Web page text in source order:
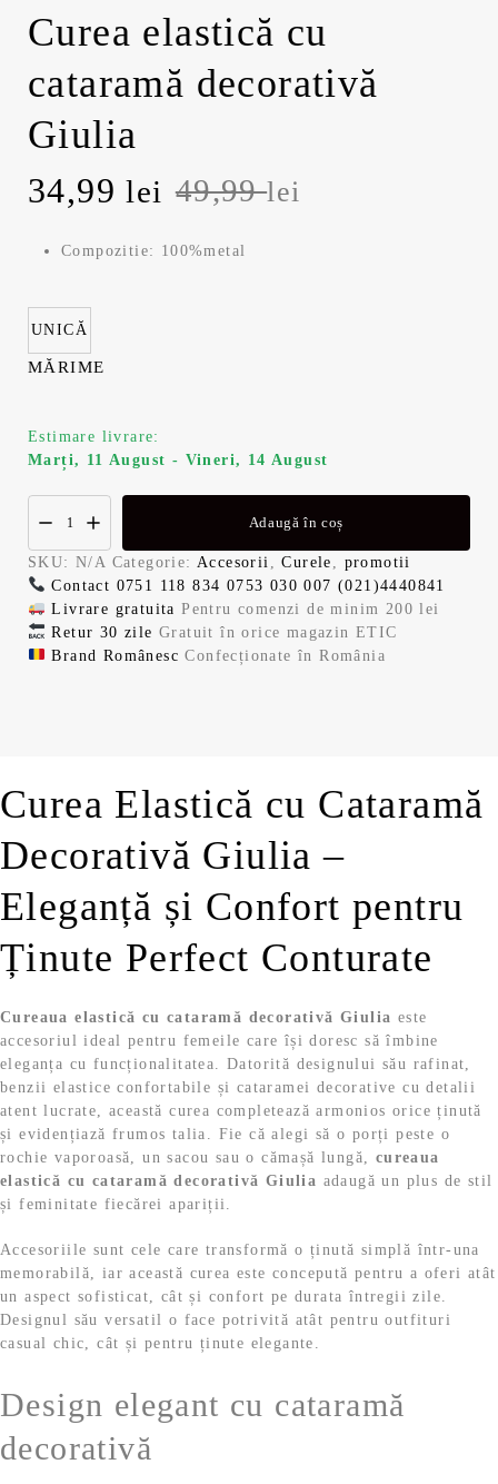
Curea elastică cu
cataramă decorativă
Giulia
49,99lei
P
ț
u
l
n
i
ț
a
f
o
s
t
:
4
9
,
9
9
l
e
34,99lei
P
ț
u
l
u
r
e
s
t
e
:
3
4
,
9
9
l
i
.
Compozitie: 100%metal
UNICĂ
MĂRIME
Estimare livrare:
Marți, 11 August - Vineri, 14 August
Adaugă în coș
SKU: N/A Categorie: Accesorii ,Curele , promotii
Contact 0751 118 834 0753 030 007 (021)4440841
Livrare gratuitaPentru comenzi de minim 200 lei
Retur 30 zile Gratuit în orice magazin ETIC
Brand RomânescConfecționate în România
Curea Elastică cu Cataramă
Decorativă Giulia –
Eleganță și Confort pentru
Ținute Perfect Conturate
Cureaua elastică cu cataramă decorativă Giulia este
accesoriul ideal pentru femeile care își doresc să îmbine
eleganța cu funcționalitatea. Datorită designului său rafinat,
benzii elastice confortabile și cataramei decorative cu detalii
atent lucrate, această curea completează armonios orice ținută
și evidențiază frumos talia. Fie că alegi să o porți peste o
rochie vaporoasă, un sacou sau o cămașă lungă, cureaua
elastică cu cataramă decorativă Giulia adaugă un plus de stil
și feminitate fiecărei apariții.
Accesoriile sunt cele care transformă o ținută simplă într-una
memorabilă, iar această curea este concepută pentru a oferi atât
un aspect sofisticat, cât și confort pe durata întregii zile.
Designul său versatil o face potrivită atât pentru outfituri
casual chic, cât și pentru ținute elegante.
Design elegant cu cataramă
decorativă